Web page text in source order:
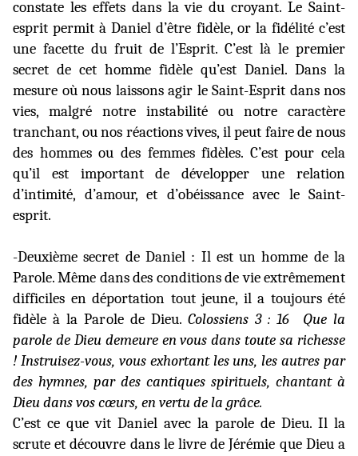
constate les effets dans la vie du croyant. Le Saint-
esprit permit à Daniel d’être fidèle, or la fidélité c’est
une facette du fruit de l’Esprit. C’est là le premier
secret de cet homme fidèle qu’est Daniel. Dans la
mesure où nous laissons agir le Saint-Esprit dans nos
vies, malgré notre instabilité ou notre caractère
tranchant, ou nos réactions vives, il peut faire de nous
des hommes ou des femmes fidèles. C’est pour cela
qu’il est important de développer une relation
d’intimité, d’amour, et d’obéissance avec le Saint-
esprit.
-Deuxième secret de Daniel : Il est un homme de la
Parole. Même dans des conditions de vie extrêmement
difficiles en déportation tout jeune, il a toujours été
fidèle à la Parole de Dieu. Colossiens 3 : 16
Que la
parole de Dieu demeure en vous dans toute sa richesse
! Instruisez-vous, vous exhortant les uns, les autres par
des hymnes, par des cantiques spirituels, chantant à
Dieu dans vos cœurs, en vertu de la grâce.
C’est ce que vit Daniel avec la parole de Dieu. Il la
scrute et découvre dans le livre de Jérémie que Dieu a